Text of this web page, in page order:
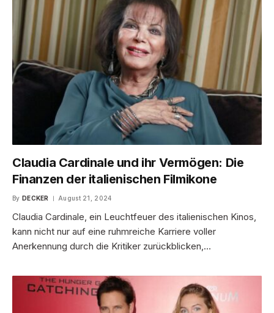
Claudia Cardinale und ihr Vermögen: Die
Finanzen der italienischen Filmikone
By DECKER August 21, 2024
Claudia Cardinale, ein Leuchtfeuer des italienischen Kinos,
kann nicht nur auf eine ruhmreiche Karriere voller
Anerkennung durch die Kritiker zurückblicken,…